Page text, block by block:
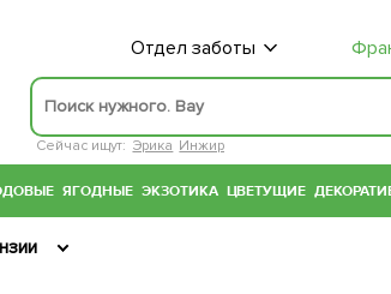
Отдел заботы
Сейчас ищут: Эрика Инжир
ЯГОДНЫЕ ЭКЗОТИКА ЦВЕТУЩИЕ